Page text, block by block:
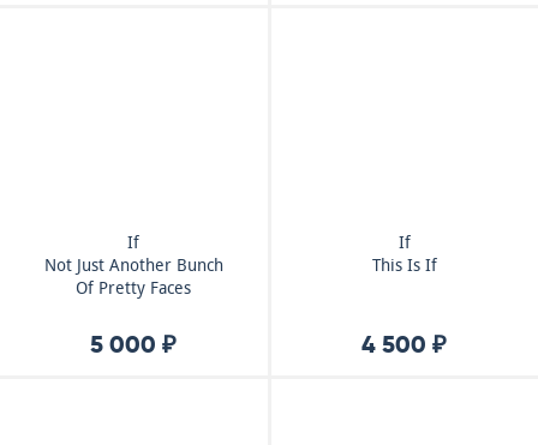
If
Not Just Another Bunch
Of Pretty Faces
5 000 ₽
If
This Is If
4 500 ₽